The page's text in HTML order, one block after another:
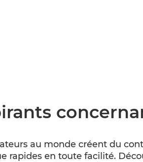
au monde créent du
rapides en toute facilité.